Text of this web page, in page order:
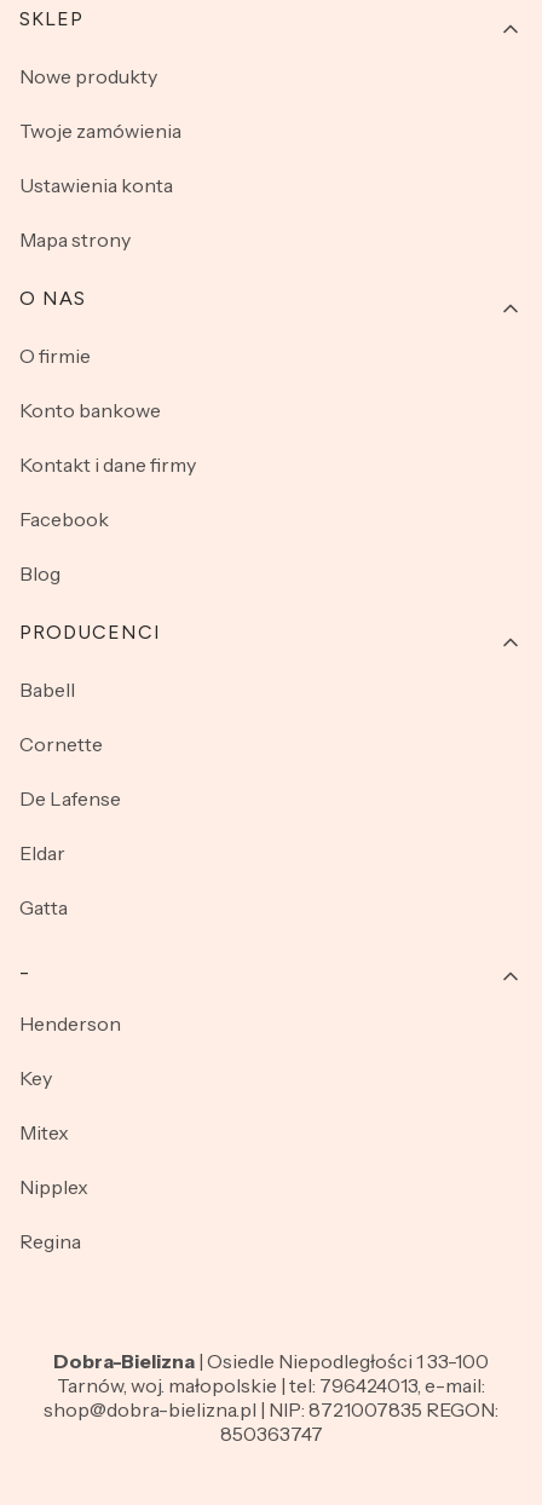
SKLEP
Nowe produkty
Twoje zamówienia
Ustawienia konta
Mapa strony
O NAS
O firmie
Konto bankowe
Kontakt i dane firmy
Facebook
Blog
PRODUCENCI
Babell
Cornette
De Lafense
Eldar
Gatta
Henderson
Key
Mitex
Nipplex
Regina
Dobra-Bielizna | Osiedle Niepodległości 1 33-100
Tarnów, woj. małopolskie | tel: 796424013, e-mail:
shop@dobra-bielizna.pl | NIP: 8721007835 REGON:
850363747